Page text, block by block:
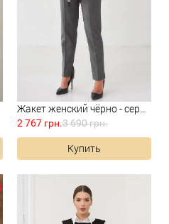
Жакет женский чёрно - серый...
2 767 грн.3 690 грн.
Купить